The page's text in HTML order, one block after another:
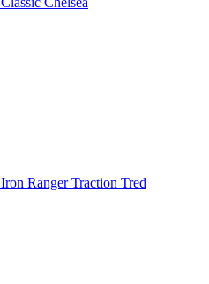
Iron Ranger Traction Tred